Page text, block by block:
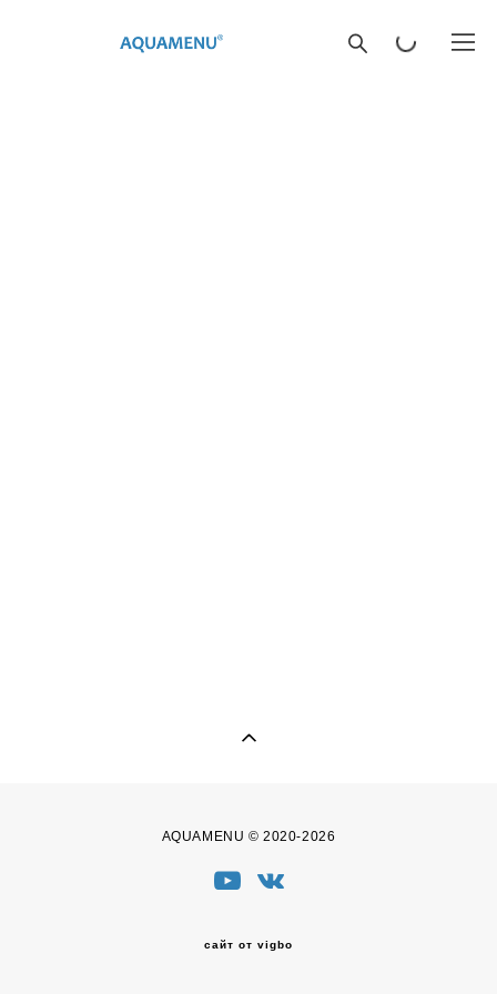
AQUAMENU © 2020-2026
сайт от vigbo